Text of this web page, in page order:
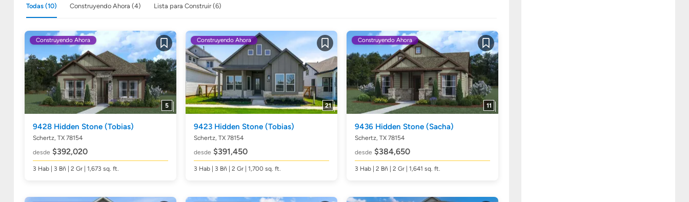
Todas (10) Construyendo Ahora (4) Lista para Construir (6)
Guardar
5
Construyendo Ahora
9428 Hidden Stone (Tobias)
Schertz, TX 78154
desde $392,020
3 Hab | 3 Bñ | 2 Gr | 1,673 sq. ft.
Guardar
21
Construyendo Ahora
9423 Hidden Stone (Tobias)
Schertz, TX 78154
desde $391,450
3 Hab| 3 Bñ | 2 Gr | 1,700 sq. ft.
Guardar
11
Construyendo Ahora
9436 Hidden Stone (Sacha)
Schertz, TX 78154
desde $384,650
3 Hab| 2 Bñ | 2 Gr | 1,641 sq. ft.